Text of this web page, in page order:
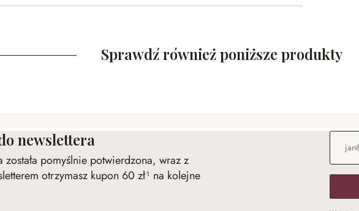
Sprawdź również poniższe produkty
newslettera
została pomyślnie potwierdzona, wraz z
otrzymasz kupon 60 zł¹ na kolejne
Adres